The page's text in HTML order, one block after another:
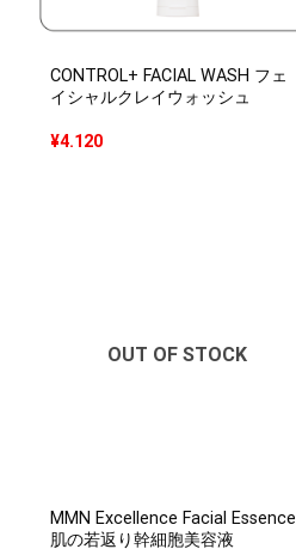
CONTROL+ FACIAL WASH フェ
イシャルクレイウォッシュ
¥4.120
OUT OF STOCK
MMN Excellence Facial Essence
肌の若返り幹細胞美容液